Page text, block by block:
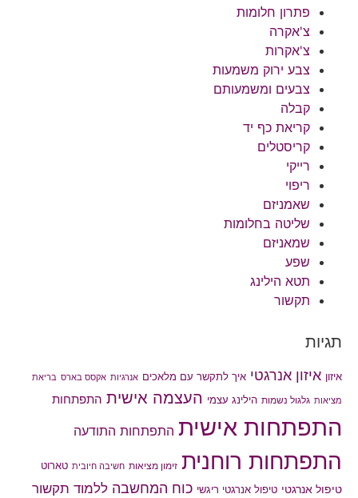
פתרון חלומות
צ'אקרה
צ'אקרות
צבע ירוק משמעות
צבעים ומשמעותם
קבלה
קריאת כף יד
קריסטלים
רייקי
ריפוי
שאמניזם
שליטה בחלומות
שמאניזם
שפע
תטא הילינג
תקשור
תגיות
איזון איזון אנרגטי איך לתקשר עם מלאכים אנרגיות אקסס בארס בריאת
מציאות גלגול נשמות הילינג עצמי העצמה אישית התפתחות
התפתחות אישית התפתחות התודעה
התפתחות רוחנית זימון מציאות חשיבה חיובית טארוט
טיפול אנרגטי טיפול אנרגטי ריגשי כוח המחשבה ללמוד תקשור